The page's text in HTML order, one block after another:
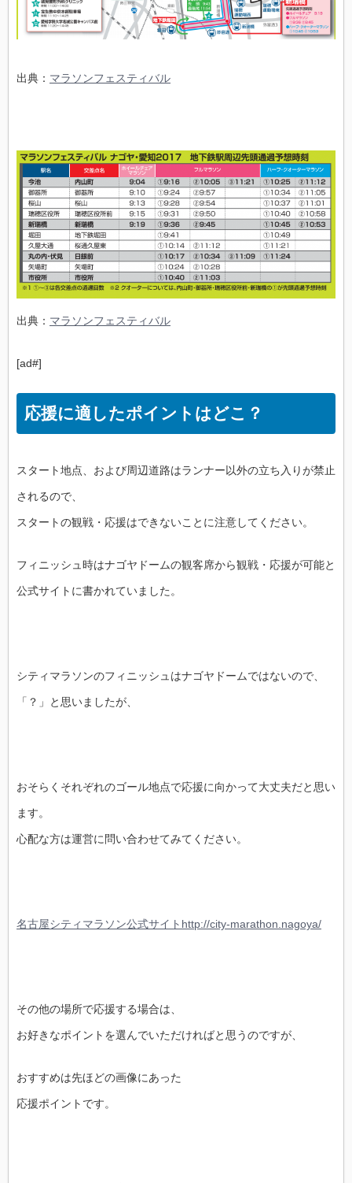
出典： マラソンフェスティバル
出典： マラソンフェスティバル
[ad#]
応援に適したポイントはどこ？
スタート地点、および周辺道路はランナー以外の立ち入りが禁止
されるので、
スタートの観戦・応援はできないことに注意してください。
フィニッシュ時はナゴヤドームの観客席から観戦・応援が可能と
公式サイトに書かれていました。
シティマラソンのフィニッシュはナゴヤドームではないので、
「？」と思いましたが、
おそらくそれぞれのゴール地点で応援に向かって大丈夫だと思い
ます。
心配な方は運営に問い合わせてみてください。
名古屋シティマラソン公式サイトhttp://city-marathon.nagoya/
その他の場所で応援する場合は、
お好きなポイントを選んでいただければと思うのですが、
おすすめは先ほどの画像にあった
応援ポイントです。